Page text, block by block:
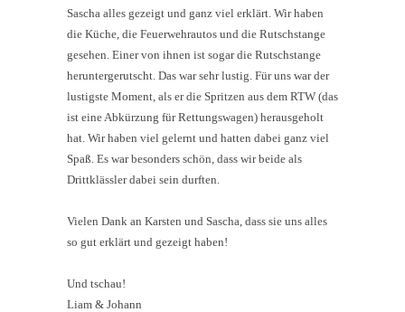
Sascha alles gezeigt und ganz viel erklärt. Wir haben
die Küche, die Feuerwehrautos und die Rutschstange
gesehen. Einer von ihnen ist sogar die Rutschstange
heruntergerutscht. Das war sehr lustig. Für uns war der
lustigste Moment, als er die Spritzen aus dem RTW (das
ist eine Abkürzung für Rettungswagen) herausgeholt
hat. Wir haben viel gelernt und hatten dabei ganz viel
Spaß. Es war besonders schön, dass wir beide als
Drittklässler dabei sein durften.
Vielen Dank an Karsten und Sascha, dass sie uns alles
so gut erklärt und gezeigt haben!
Und tschau!
Liam & Johann